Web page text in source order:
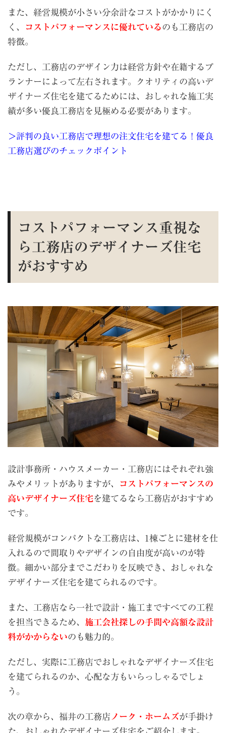
また、経営規模が小さい分余計なコストがかかりにく
く、
コストパフォーマンスに優れているのも工務店の
特徴。
ただし、工務店のデザイン力は経営方針や在籍するプ
ランナーによって左右されます。クオリティの高いデ
ザイナーズ住宅を建てるためには、おしゃれな施工実
績が多い優良工務店を見極める必要があります。
＞評判の良い工務店で理想の注文住宅を建てる！優良
工務店選びのチェックポイント
コストパフォーマンス重視な
ら工務店のデザイナーズ住宅
がおすすめ
設計事務所・ハウスメーカー・工務店にはそれぞれ強
みやメリットがありますが、
コストパフォーマンスの
高いデザイナーズ住宅を建てるなら工務店がおすすめ
です。
経営規模がコンパクトな工務店は、 1 棟ごとに建材を仕
入れるので間取りやデザインの自由度が高いのが特
徴。細かい部分までこだわりを反映でき、おしゃれな
デザイナーズ住宅を建てられるのです。
また、工務店なら一社で設計・施工まですべての工程
を担当できるため、 施工会社探しの手間や高額な設計
料がかからないのも魅力的。
ただし、実際に工務店でおしゃれなデザイナーズ住宅
を建てられるのか、心配な方もいらっしゃるでしょ
う。
次の章から、福井の工務店 ノーク・ホームズが手掛け
た、おしゃれなデザイナーズ住宅をご紹介します。